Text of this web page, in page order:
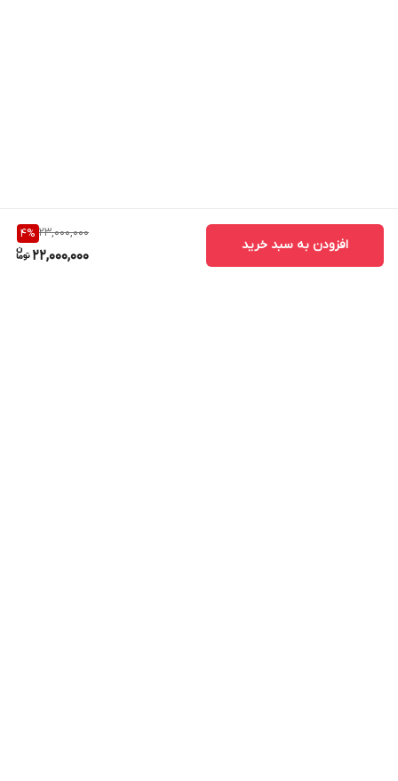
23,000,000
4%
22,000,000
افزودن به سبد خرید